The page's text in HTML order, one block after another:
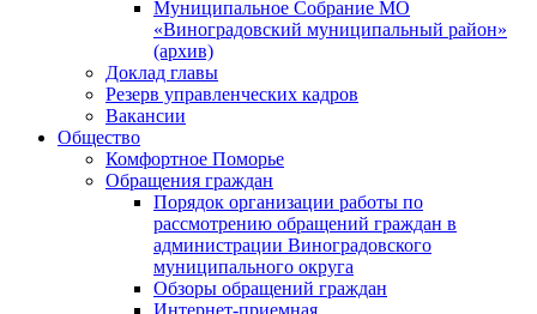
Муниципальное Собрание МО
«Виноградовский муниципальный район»
(архив)
Доклад главы
Резерв управленческих кадров
Вакансии
Общество
Комфортное Поморье
Обращения граждан
Порядок организации работы по
рассмотрению обращений граждан в
администрации Виноградовского
муниципального округа
Обзоры обращений граждан
Интернет-приемная